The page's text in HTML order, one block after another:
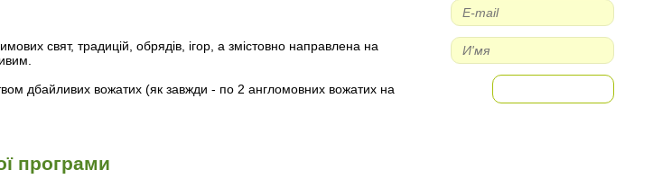
свят, традицій, обрядів, ігор, а змістовно направлена на
дбайливих вожатих (як завжди - по 2 англомовних вожатих на
програми